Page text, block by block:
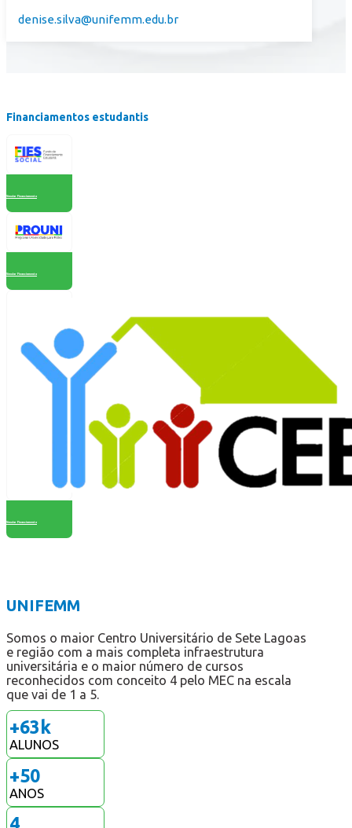
denise.silva@unifemm.edu.br
Financiamentos estudantis
Simular Financiamento
Simular Financiamento
Simular Financiamento
UNIFEMM
Somos o maior Centro Universitário de Sete Lagoas
e região com a mais completa infraestrutura
universitária e o maior número de cursos
reconhecidos com conceito 4 pelo MEC na escala
que vai de 1 a 5.
+63 k
ALUNOS
+50
ANOS
4